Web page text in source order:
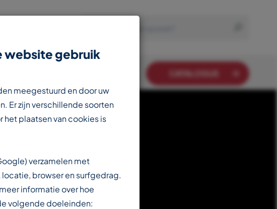
CATALOGUS
website gebruik
meegestuurd en door uw
Er zijn verschillende soorten
plaatsen van cookies is
verzamelen met
browser en surfgedrag.
informatie over hoe
volgende doeleinden: